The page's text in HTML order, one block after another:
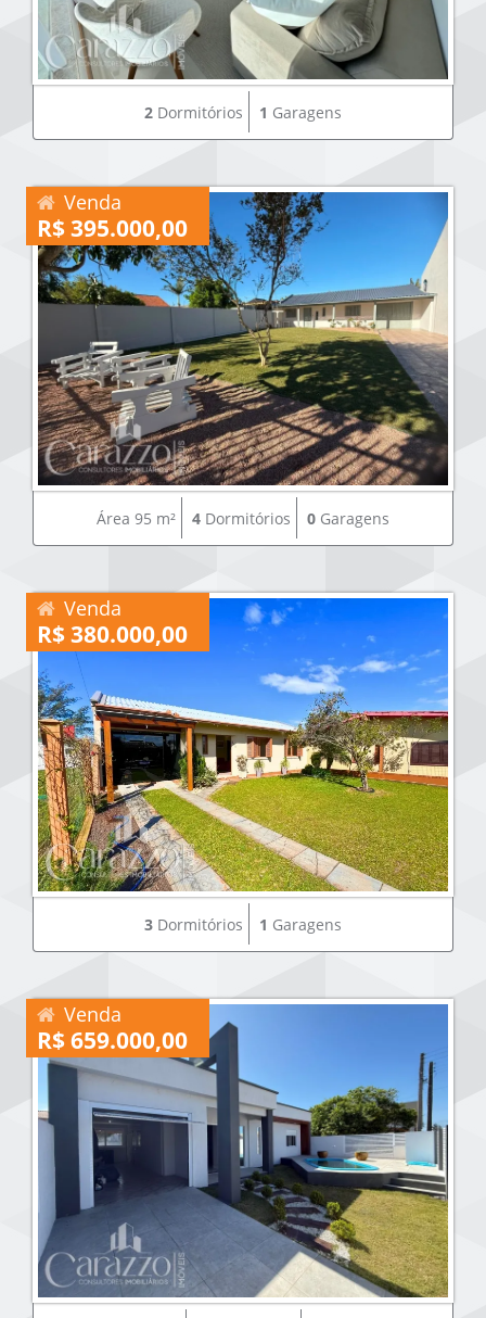
2 Dormitórios 1 Garagens
Venda
R$ 395.000,00
Área 95 m² 4 Dormitórios 0 Garagens
Venda
R$ 380.000,00
3 Dormitórios 1 Garagens
Venda
R$ 659.000,00